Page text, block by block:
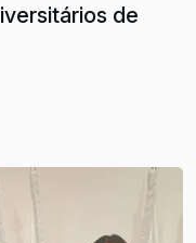
de